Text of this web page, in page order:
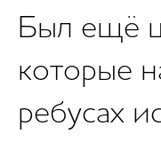
Был ещё
которые
ребусах